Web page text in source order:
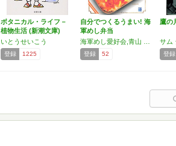
ボタニカル・ライフ－
植物生活 (新潮文庫)
いとうせいこう
登録 1225
自分でつくるうまい! 海
軍めし弁当
登録 52
鷹の
サム
登録